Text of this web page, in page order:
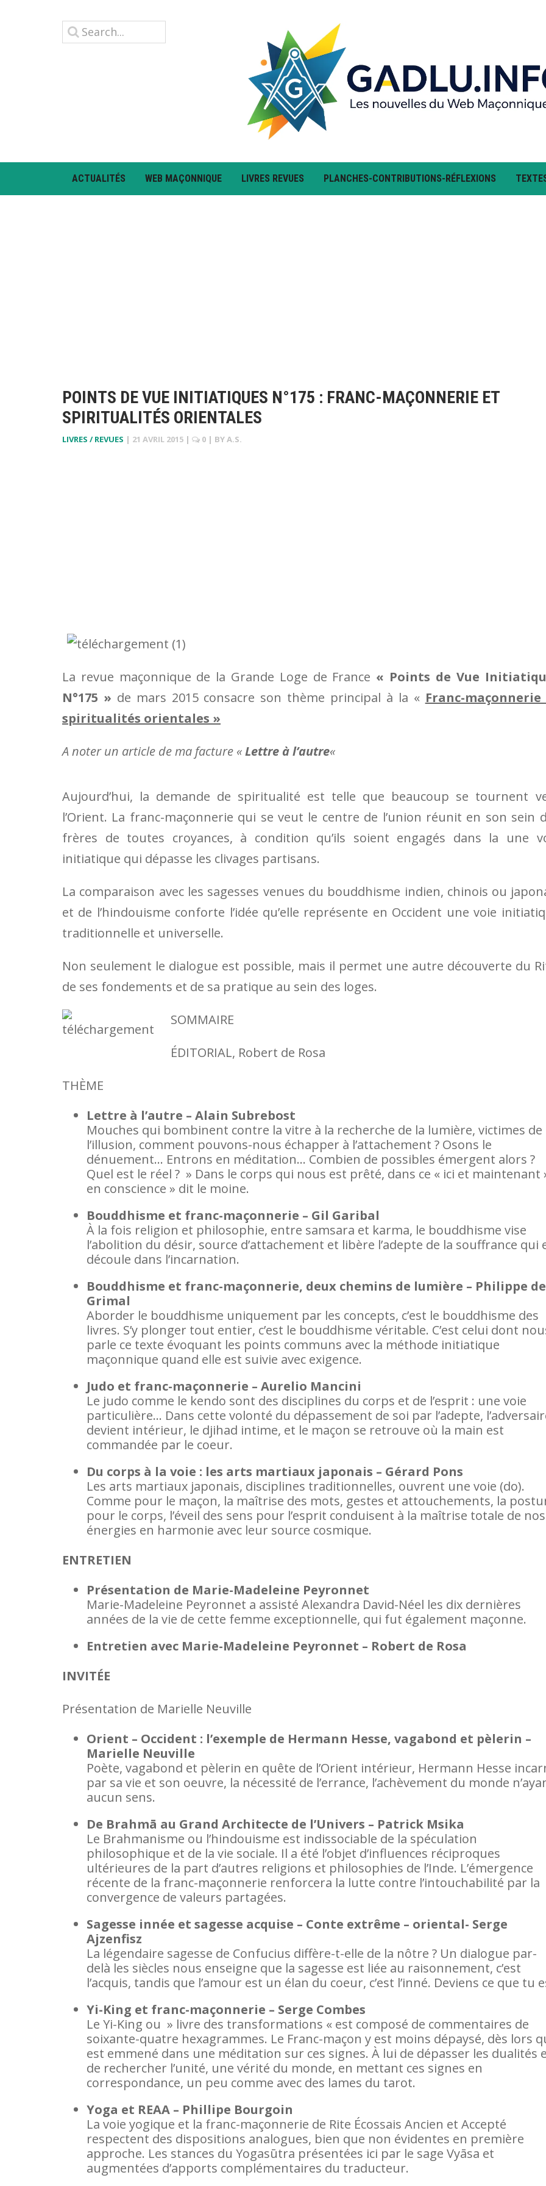
ACTUALITÉS WEB MAÇONNIQUE LIVRES REVUES PLANCHES-CONTRIBUTIONS-RÉFLEXIONS
POINTS DE VUE INITIATIQUES N°175 : FRANC-MAÇONNERIE ET
SPIRITUALITÉS ORIENTALES
LIVRES / REVUES | 21 AVRIL 2015 | 0 | BYA.S.
La revue maçonnique de la Grande Loge de France « Points de Vue
N°175 » de mars 2015 consacre son thème principal à la « Franc-
spiritualités orientales »
A noter un article de ma facture «Lettre à l’autre«
Aujourd’hui, la demande de spiritualité est telle que beaucoup se tournent
l’Orient. La franc-maçonnerie qui se veut le centre de l’union réunit en son sein
frères de toutes croyances, à condition qu’ils soient engagés dans la une
initiatique qui dépasse les clivages partisans.
La comparaison avec les sagesses venues du bouddhisme indien, chinois ou
et de l’hindouisme conforte l’idée qu’elle représente en Occident une voie
traditionnelle et universelle.
Non seulement le dialogue est possible, mais il permet une autre découverte du
de ses fondements et de sa pratique au sein des loges.
SOMMAIRE
ÉDITORIAL, Robert de Rosa
THÈME
Lettre à l’autre – Alain Subrebost
Mouches qui bombinent contre la vitre à la recherche de la lumière, victimes de
l’illusion, comment pouvons-nous échapper à l’attachement ? Osons le
dénuement… Entrons en méditation… Combien de possibles émergent alors ?
Quel est le réel ? » Dans le corps qui nous est prêté, dans ce « ici et maintenant
en conscience » dit le moine.
Bouddhisme et franc-maçonnerie – Gil Garibal
À la fois religion et philosophie, entre samsara et karma, le bouddhisme vise
l’abolition du désir, source d’attachement et libère l’adepte de la souffrance qui
découle dans l’incarnation.
Bouddhisme et franc-maçonnerie, deux chemins de lumière – Philippe de
Grimal
Aborder le bouddhisme uniquement par les concepts, c’est le bouddhisme des
livres. S’y plonger tout entier, c’est le bouddhisme véritable. C’est celui dont
parle ce texte évoquant les points communs avec la méthode initiatique
maçonnique quand elle est suivie avec exigence.
Judo et franc-maçonnerie – Aurelio Mancini
Le judo comme le kendo sont des disciplines du corps et de l’esprit : une voie
particulière… Dans cette volonté du dépassement de soi par l’adepte,
devient intérieur, le djihad intime, et le maçon se retrouve où la main est
commandée par le coeur.
Du corps à la voie : les arts martiaux japonais – Gérard Pons
Les arts martiaux japonais, disciplines traditionnelles, ouvrent une voie (do).
Comme pour le maçon, la maîtrise des mots, gestes et attouchements, la
pour le corps, l’éveil des sens pour l’esprit conduisent à la maîtrise totale de nos
énergies en harmonie avec leur source cosmique.
ENTRETIEN
Présentation de Marie-Madeleine Peyronnet
Marie-Madeleine Peyronnet a assisté Alexandra David-Néel les dix dernières
années de la vie de cette femme exceptionnelle, qui fut également maçonne.
Entretien avec Marie-Madeleine Peyronnet – Robert de Rosa
INVITÉE
Présentation de Marielle Neuville
Orient – Occident : l’exemple de Hermann Hesse, vagabond et pèlerin –
Marielle Neuville
Poète, vagabond et pèlerin en quête de l’Orient intérieur, Hermann Hesse
par sa vie et son oeuvre, la nécessité de l’errance, l’achèvement du monde
aucun sens.
De Brahmā au Grand Architecte de l’Univers – Patrick Msika
Le Brahmanisme ou l’hindouisme est indissociable de la spéculation
philosophique et de la vie sociale. Il a été l’objet d’influences réciproques
ultérieures de la part d’autres religions et philosophies de l’Inde. L’émergence
récente de la franc-maçonnerie renforcera la lutte contre l’intouchabilité par la
convergence de valeurs partagées.
Sagesse innée et sagesse acquise – Conte extrême – oriental- Serge
Ajzenfisz
La légendaire sagesse de Confucius diffère-t-elle de la nôtre ? Un dialogue par-
delà les siècles nous enseigne que la sagesse est liée au raisonnement, c’est
l’acquis, tandis que l’amour est un élan du coeur, c’est l’inné. Deviens ce que tu
Yi-King et franc-maçonnerie – Serge Combes
Le Yi-King ou » livre des transformations « est composé de commentaires de
soixante-quatre hexagrammes. Le Franc-maçon y est moins dépaysé, dès lors
est emmené dans une méditation sur ces signes. À lui de dépasser les dualités
de rechercher l’unité, une vérité du monde, en mettant ces signes en
correspondance, un peu comme avec des lames du tarot.
Yoga et REAA – Phillipe Bourgoin
La voie yogique et la franc-maçonnerie de Rite Écossais Ancien et Accepté
respectent des dispositions analogues, bien que non évidentes en première
approche. Les stances du Yogasūtra présentées ici par le sage Vyāsa et
augmentées d’apports complémentaires du traducteur.